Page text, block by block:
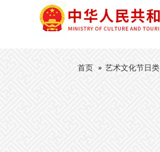
首页 艺术文化节日类